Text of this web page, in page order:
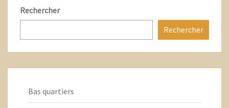
Rechercher
Rechercher
Bas quartiers